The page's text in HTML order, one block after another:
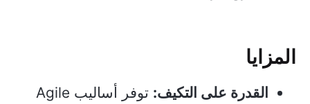
المزايا
القدرة على التكيف:
توفر أساليب Agile